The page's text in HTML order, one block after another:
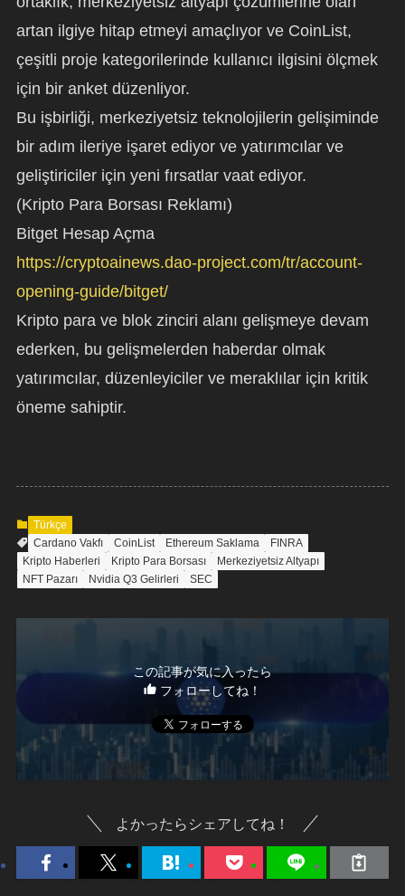
artan ilgiye hitap etmeyi amaçlıyor ve CoinList,
çeşitli proje kategorilerinde kullanıcı ilgisini ölçmek
için bir anket düzenliyor.
Bu işbirliği, merkeziyetsiz teknolojilerin gelişiminde
bir adım ileriye işaret ediyor ve yatırımcılar ve
geliştiriciler için yeni fırsatlar vaat ediyor.
(Kripto Para Borsası Reklamı)
Bitget Hesap Açma
https://cryptoainews.dao-project.com/tr/account-
opening-guide/bitget/
Kripto para ve blok zinciri alanı gelişmeye devam
ederken, bu gelişmelerden haberdar olmak
yatırımcılar, düzenleyiciler ve meraklılar için kritik
öneme sahiptir.
Türkçe
Cardano Vakfı
CoinList Ethereum Saklama
FINRA
Kripto Haberleri
Kripto Para Borsası
Merkeziyetsiz Altyapı
NFT Pazarı
Nvidia Q3 Gelirleri SEC
この記事が気に入ったら
フォローしてね！
よかったらシェアしてね！